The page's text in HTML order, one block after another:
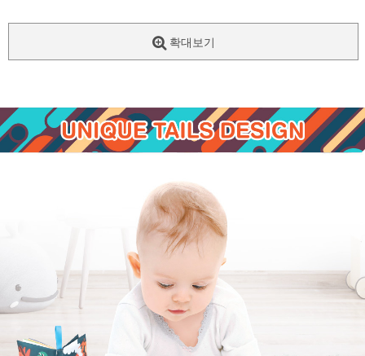
확대보기